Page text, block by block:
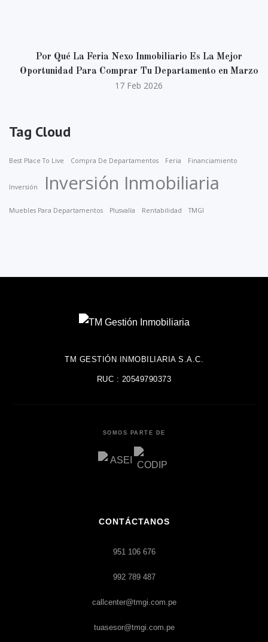
Por Qué La Feria Nexo Inmobiliario Es La Mejor
Oportunidad Para Comprar Tu Departamento en Marzo
17 Feb 2026
Tag Cloud
Best Place To Live Compra De Departamentos Feria Financiamiento
Inversión Inversión Inmobiliaria
Muebles Para Departamentos Plusvalía Rentabilidad TMGI
TM GESTIÓN INMOBILIARIA S.A.C.
RUC : 20549790373
SOMOS PARTE DE
CONTÁCTANOS
951 106 676
992 789 487
callcenter@tmgi.com.pe
tuasesor@tmgi.com.pe